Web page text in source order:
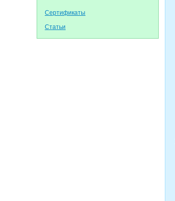
Сертификаты
Статьи